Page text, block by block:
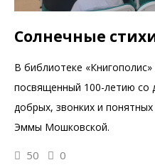
Солнечные
В библиотеке
посвященный 100-летию со
добрых, звонких и
Эммы Мошковской.
50 0